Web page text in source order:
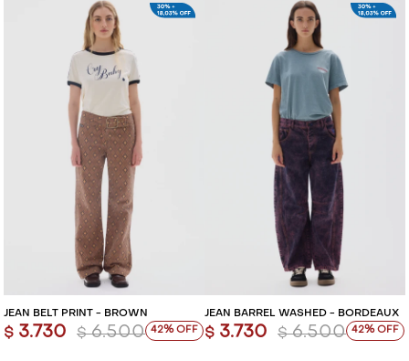
JEAN BELT PRINT - BROWN
$ 3.730 $ 6.500 42
JEAN BARREL WASHED - BORDEAUX
$ 3.730 $ 6.500 42